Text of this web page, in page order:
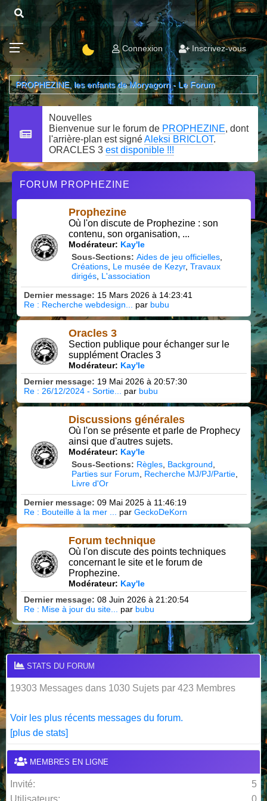
Connexion Inscrivez-vous
PROPHEZINE, les enfants de Moryagorn - Le Forum
Nouvelles
Bienvenue sur le forum de PROPHEZINE, dont
l'arrière-plan est signéAleksi BRICLOT.
ORACLES 3 est disponible !!!
FORUM PROPHEZINE
Prophezine
Où l'on discute de Prophezine : son
contenu, son organisation, ...
Modérateur: Kay'le
Sous-Sections
Aides de jeu officielles
Créations Le musée de Kezyr Travaux
dirigés L'association
Dernier message: 15 Mars 2026 à 14:23:41
Re : Recherche webdesign...
par bubu
Oracles 3
Section publique pour échanger sur le
supplément Oracles 3
Modérateur: Kay'le
Dernier message: 19 Mai 2026 à 20:57:30
Re : 26/12/2024 - Sortie...
par bubu
Discussions générales
Où l'on se présente et parle de Prophecy
ainsi que d'autres sujets.
Modérateur: Kay'le
Sous-Sections
Règles Background
Parties sur Forum
Recherche MJ/PJ/Partie
Livre d'Or
Dernier message: 09 Mai 2025 à 11:46:19
Re : Bouteille à la mer ...
par GeckoDeKorn
Forum technique
Où l'on discute des points techniques
concernant le site et le forum de
Prophezine.
Modérateur: Kay'le
Dernier message: 08 Juin 2026 à 21:20:54
Re : Mise à jour du site...
par bubu
STATS DU FORUM
19303 Messages dans 1030 Sujets par 423 Membres
Voir les plus récents messages du forum.
[plus de stats]
MEMBRES EN LIGNE
Invité:
5